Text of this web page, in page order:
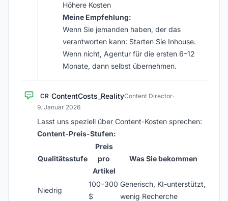
Höhere Kosten
Meine Empfehlung:
Wenn Sie jemanden haben, der das
verantworten kann: Starten Sie Inhouse.
Wenn nicht, Agentur für die ersten 6–12
Monate, dann selbst übernehmen.
CR ContentCosts_RealityContent Director·
9. Januar 2026
Lasst uns speziell über Content-Kosten sprechen:
Content-Preis-Stufen:
Qualitätsstufe
Preis
pro
Artikel
Was Sie bekommen
Niedrig
100–300
$
Generisch, KI-unterstützt,
wenig Recherche